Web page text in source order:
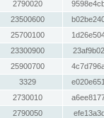
2790020
23500600
25700100
23300900
25900700
3329
2730010
2790050